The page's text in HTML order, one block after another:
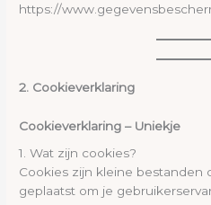
https://
2. Cookieverklaring
Cookieverklaring – Uniekje
1. Wat zijn cookies?
Cookies zijn kleine bestanden
geplaatst om je